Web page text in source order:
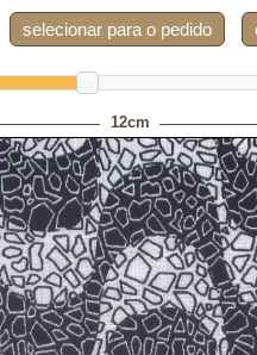
selecionar para o pedido
12cm